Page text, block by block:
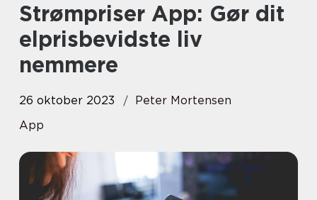
Strømpriser App: Gør dit
elprisbevidste liv
nemmere
26 oktober 2023
Peter Mortensen
App